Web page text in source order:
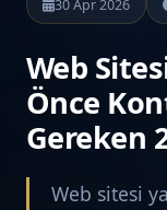
30 Apr 2026
Web
Önce
Gereken
Web sitesi